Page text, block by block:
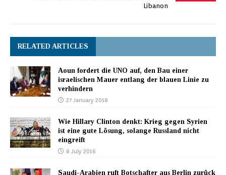
Libanon
RELATED ARTICLES
Aoun fordert die UNO auf, den Bau einer
israelischen Mauer entlang der blauen Linie zu
verhindern
27 January 2018
Wie Hillary Clinton denkt: Krieg gegen Syrien
ist eine gute Lösung, solange Russland nicht
eingreift
8 July 2016
Saudi-Arabien ruft Botschafter aus Berlin zurück